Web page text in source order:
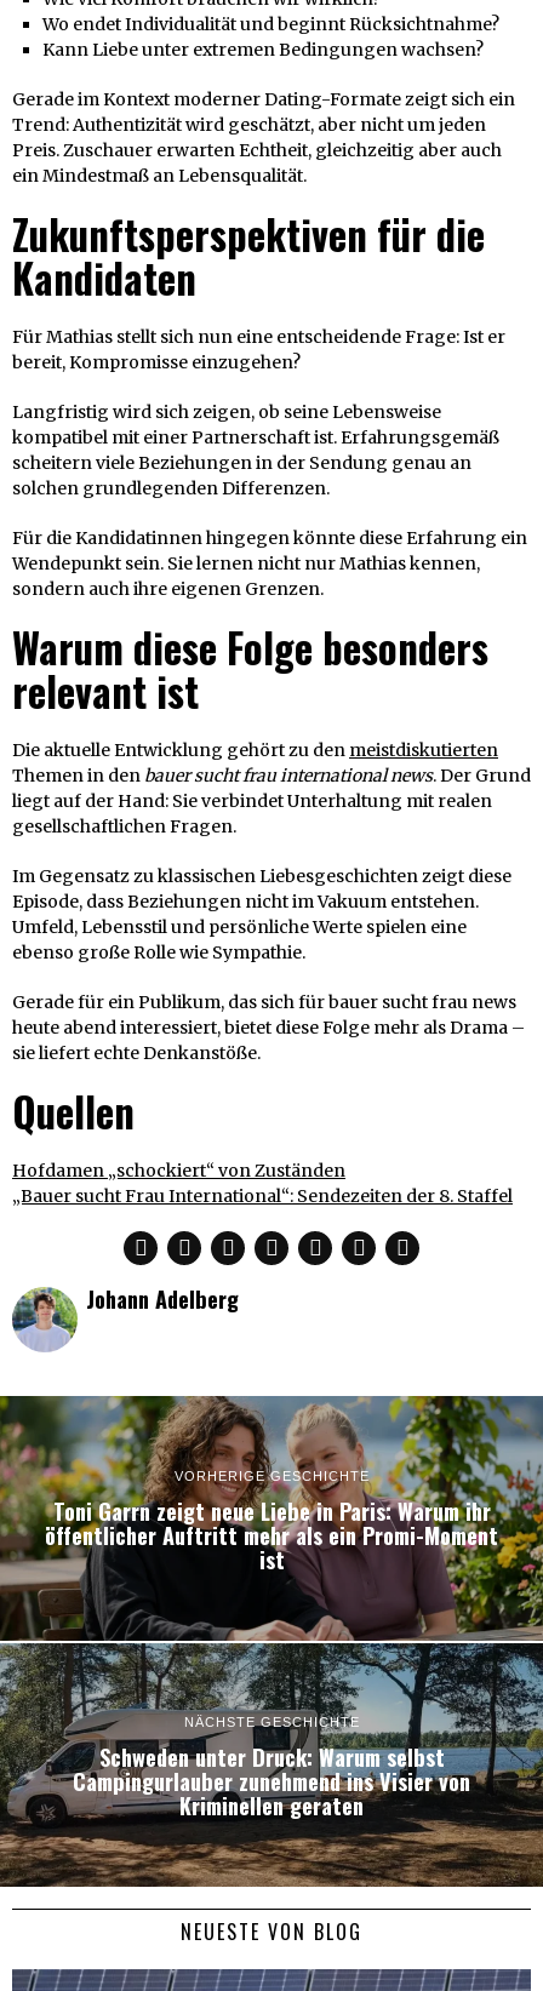
Wo endet Individualität und beginnt Rücksichtnahme?
Kann Liebe unter extremen Bedingungen wachsen?
Gerade im Kontext moderner Dating-Formate zeigt sich ein
Trend: Authentizität wird geschätzt, aber nicht um jeden
Preis. Zuschauer erwarten Echtheit, gleichzeitig aber auch
ein Mindestmaß an Lebensqualität.
Zukunftsperspektiven für die
Kandidaten
Für Mathias stellt sich nun eine entscheidende Frage: Ist er
bereit, Kompromisse einzugehen?
Langfristig wird sich zeigen, ob seine Lebensweise
kompatibel mit einer Partnerschaft ist. Erfahrungsgemäß
scheitern viele Beziehungen in der Sendung genau an
solchen grundlegenden Differenzen.
Für die Kandidatinnen hingegen könnte diese Erfahrung ein
Wendepunkt sein. Sie lernen nicht nur Mathias kennen,
sondern auch ihre eigenen Grenzen.
Warum diese Folge besonders
relevant ist
Die aktuelle Entwicklung gehört zu den meistdiskutierten
Themen in den bauer sucht frau international news. Der Grund
liegt auf der Hand: Sie verbindet Unterhaltung mit realen
gesellschaftlichen Fragen.
Im Gegensatz zu klassischen Liebesgeschichten zeigt diese
Episode, dass Beziehungen nicht im Vakuum entstehen.
Umfeld, Lebensstil und persönliche Werte spielen eine
ebenso große Rolle wie Sympathie.
Gerade für ein Publikum, das sich für bauer sucht frau news
heute abend interessiert, bietet diese Folge mehr als Drama –
sie liefert echte Denkanstöße.
Quellen
Hofdamen „schockiert“ von Zuständen
„Bauer sucht Frau International“: Sendezeiten der 8. Staffel
Johann Adelberg
VORHERIGE GESCHICHTE
Toni Garrn zeigt neue Liebe in Paris: Warum ihr
öffentlicher Auftritt mehr als ein Promi-Moment
ist
NÄCHSTE GESCHICHTE
Schweden unter Druck: Warum selbst
Campingurlauber zunehmend ins Visier von
Kriminellen geraten
NEUESTE VON BLOG